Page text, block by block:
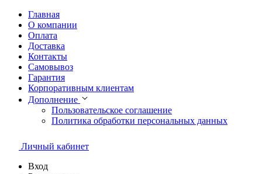
Главная
О компании
Оплата
Доставка
Контакты
Самовывоз
Гарантия
Корпоративным клиентам
Дополнение
Пользовательское соглашение
Политика обработки персональных данных
Личный кабинет
Вход